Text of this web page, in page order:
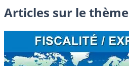
Articles sur le thème